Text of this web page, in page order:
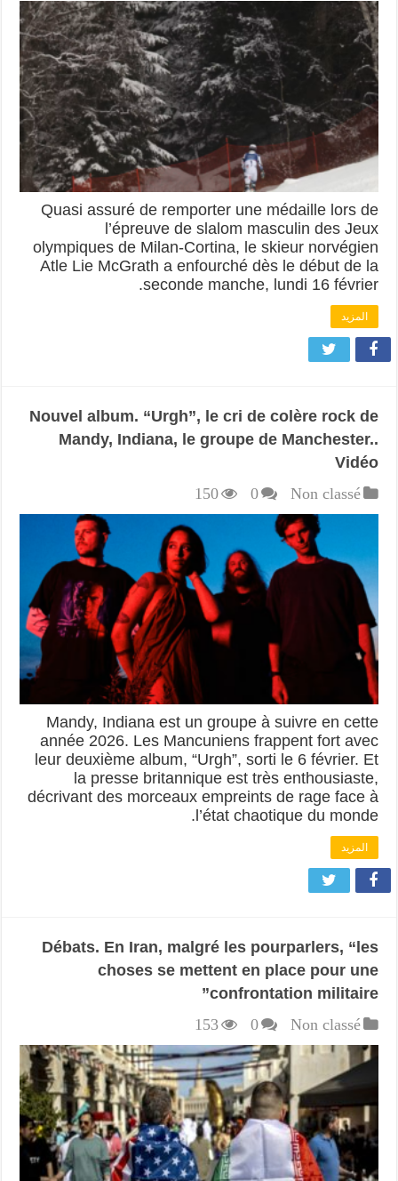
Quasi assuré de remporter une médaille lors de
l’épreuve de slalom masculin des Jeux
olympiques de Milan-Cortina, le skieur norvégien
Atle Lie McGrath a enfourché dès le début de la
seconde manche, lundi 16 février.
المزيد
Nouvel album. “Urgh”, le cri de colère rock de
Mandy, Indiana, le groupe de Manchester..
Vidéo
Non classé
0
150
Mandy, Indiana est un groupe à suivre en cette
année 2026. Les Mancuniens frappent fort avec
leur deuxième album, “Urgh”, sorti le 6 février. Et
la presse britannique est très enthousiaste,
décrivant des morceaux empreints de rage face à
l’état chaotique du monde.
المزيد
Débats. En Iran, malgré les pourparlers, “les
choses se mettent en place pour une
confrontation militaire”
Non classé
0
153